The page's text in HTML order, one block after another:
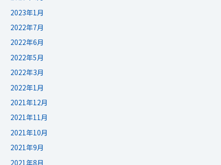
2023年1月
2022年7月
2022年6月
2022年5月
2022年3月
2022年1月
2021年12月
2021年11月
2021年10月
2021年9月
2021年8月